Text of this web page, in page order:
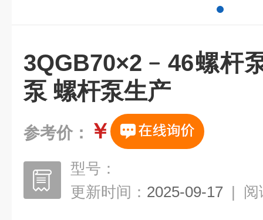
3QGB70×2﹣46螺杆
泵 螺杆泵生产
参考价： ￥
型号：
更新时间： 2025-09-17 | 阅